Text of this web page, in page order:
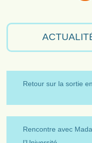
Retour sur la sortie
Rencontre avec